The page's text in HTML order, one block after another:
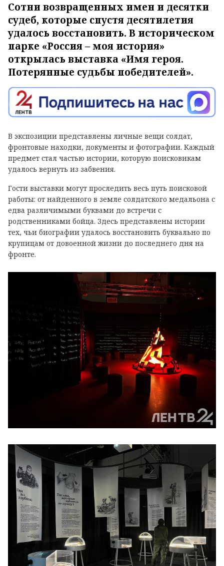
Сотни возвращенных имен и десятки
судеб, которые спустя десятилетия
удалось восстановить. В историческом
парке «Россия – моя история»
открылась выставка «Имя героя.
Потерянные судьбы победителей».
В экспозиции представлены личные вещи солдат,
фронтовые находки, документы и фотографии. Каждый
предмет стал частью истории, которую поисковикам
удалось вернуть из забвения.
Гости выставки могут проследить весь путь поисковой
работы: от найденного в земле солдатского медальона с
едва различимыми буквами до встречи с
родственниками бойца. Здесь представлены истории
тех, чьи биографии удалось восстановить буквально по
крупицам от довоенной жизни до последнего дня на
фронте.